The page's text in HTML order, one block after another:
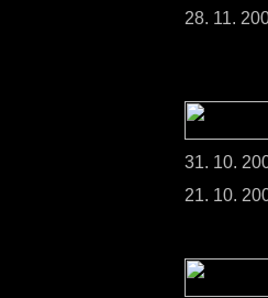
28. 11.
31. 10.
21. 10.